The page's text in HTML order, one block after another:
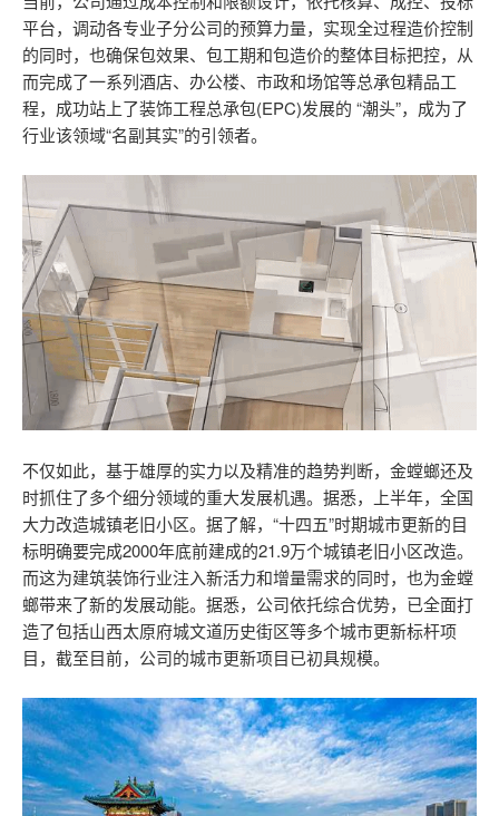
平台，调动各专业子分公司的预算力量，实现全过程造价控制
的同时，也确保包效果、包工期和包造价的整体目标把控，从
而完成了一系列酒店、办公楼、市政和场馆等总承包精品工
程，成功站上了装饰工程总承包(EPC)发展的 “潮头”，成为了
行业该领域“名副其实”的引领者。
不仅如此，基于雄厚的实力以及精准的趋势判断，金螳螂还及
时抓住了多个细分领域的重大发展机遇。据悉，上半年，全国
大力改造城镇老旧小区。据了解，“十四五”时期城市更新的目
标明确要完成2000年底前建成的21.9万个城镇老旧小区改造。
而这为建筑装饰行业注入新活力和增量需求的同时，也为金螳
螂带来了新的发展动能。据悉，公司依托综合优势，已全面打
造了包括山西太原府城文道历史街区等多个城市更新标杆项
目，截至目前，公司的城市更新项目已初具规模。